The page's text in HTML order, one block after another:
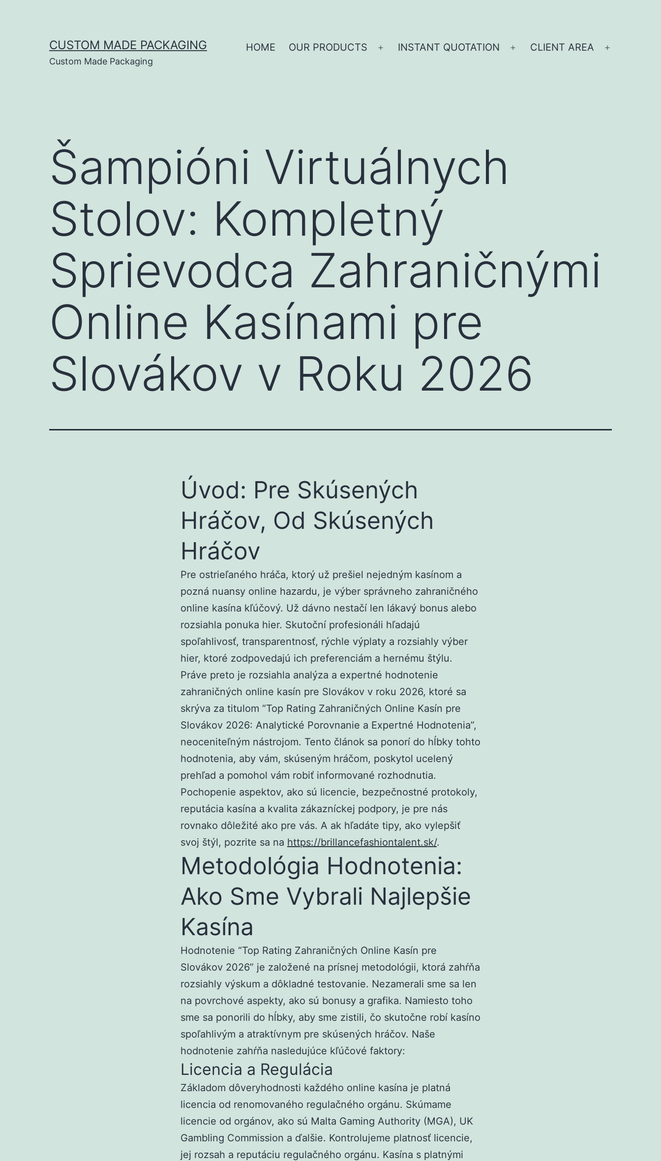
CUSTOM MADE PACKAGING
Custom Made Packaging
HOME OUR PRODUCTS INSTANT QUOTATION CLIENT AREA
Šampióni Virtuálnych
Stolov: Kompletný
Sprievodca Zahraničnými
Online Kasínami pre
Slovákov v Roku 2026
Úvod: Pre Skúsených
Hráčov, Od Skúsených
Hráčov
Pre ostrieľaného hráča, ktorý už prešiel nejedným kasínom a
pozná nuansy online hazardu, je výber správneho zahraničného
online kasína kľúčový. Už dávno nestačí len lákavý bonus alebo
rozsiahla ponuka hier. Skutoční profesionáli hľadajú
spoľahlivosť, transparentnosť, rýchle výplaty a rozsiahly výber
hier, ktoré zodpovedajú ich preferenciám a hernému štýlu.
Práve preto je rozsiahla analýza a expertné hodnotenie
zahraničných online kasín pre Slovákov v roku 2026, ktoré sa
skrýva za titulom “Top Rating Zahraničných Online Kasín pre
Slovákov 2026: Analytické Porovnanie a Expertné Hodnotenia”,
neoceniteľným nástrojom. Tento článok sa ponorí do hĺbky tohto
hodnotenia, aby vám, skúseným hráčom, poskytol ucelený
prehľad a pomohol vám robiť informované rozhodnutia.
Pochopenie aspektov, ako sú licencie, bezpečnostné protokoly,
reputácia kasína a kvalita zákazníckej podpory, je pre nás
rovnako dôležité ako pre vás. A ak hľadáte tipy, ako vylepšiť
svoj štýl, pozrite sa na https://brillancefashiontalent.sk/.
Metodológia Hodnotenia:
Ako Sme Vybrali Najlepšie
Kasína
Hodnotenie “Top Rating Zahraničných Online Kasín pre
Slovákov 2026” je založené na prísnej metodológii, ktorá zahŕňa
rozsiahly výskum a dôkladné testovanie. Nezamerali sme sa len
na povrchové aspekty, ako sú bonusy a grafika. Namiesto toho
sme sa ponorili do hĺbky, aby sme zistili, čo skutočne robí kasíno
spoľahlivým a atraktívnym pre skúsených hráčov. Naše
hodnotenie zahŕňa nasledujúce kľúčové faktory:
Licencia a Regulácia
Základom dôveryhodnosti každého online kasína je platná
licencia od renomovaného regulačného orgánu. Skúmame
licencie od orgánov, ako sú Malta Gaming Authority (MGA), UK
Gambling Commission a ďalšie. Kontrolujeme platnosť licencie,
jej rozsah a reputáciu regulačného orgánu. Kasína s platnými